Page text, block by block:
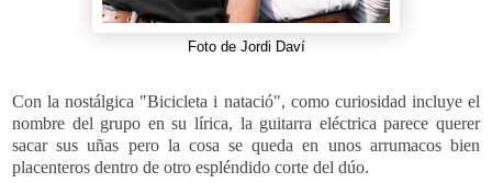
Foto de Jordi Daví
Con la nostálgica "Bicicleta i natació", como curiosidad incluye el
nombre del grupo en su lírica, la guitarra eléctrica parece querer
sacar sus uñas pero la cosa se queda en unos arrumacos bien
placenteros dentro de otro espléndido corte del dúo.